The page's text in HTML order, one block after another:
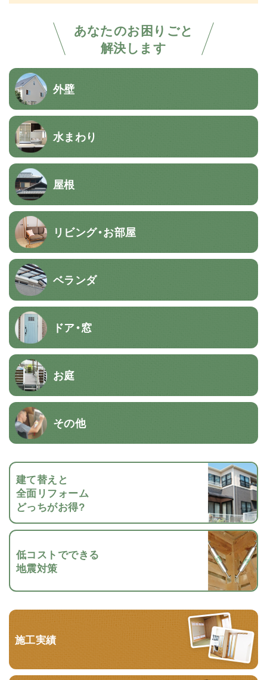
あなたのお困りごと
解決します
外壁
水まわり
屋根
リビング・お部屋
ベランダ
ドア・窓
お庭
その他
建て替えと
全面リフォーム
どっちがお得?
低コストでできる
地震対策
施工実績